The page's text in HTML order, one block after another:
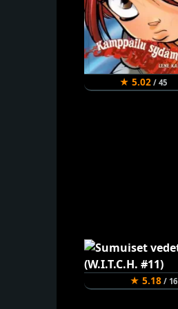
★ 5.02/ 45
★ 5.18/ 16